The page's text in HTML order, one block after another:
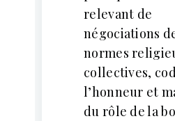
relevant de
négociations
normes
collectives,
l’honneur et
du rôle de la